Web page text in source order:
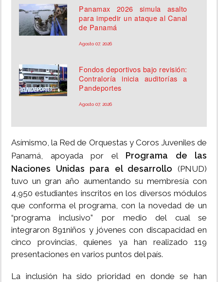
Panamax 2026 simula asalto
para impedir un ataque al Canal
de Panamá
Agosto 07, 2026
Fondos deportivos bajo revisión:
Contraloría inicia auditorías a
Pandeportes
Agosto 07, 2026
Asímismo, la Red de Orquestas y Coros Juveniles de
Panamá, apoyada por el Programa de las
Naciones Unidas para el desarrollo (PNUD)
tuvo un gran año aumentando su membresía con
4,950 estudiantes inscritos en los diversos módulos
que conforma el programa, con la novedad de un
“programa inclusivo” por medio del cual se
integraron 891niños y jóvenes con discapacidad en
cinco provincias, quienes ya han realizado 119
presentaciones en varios puntos del país.
La inclusión ha sido prioridad en donde se han